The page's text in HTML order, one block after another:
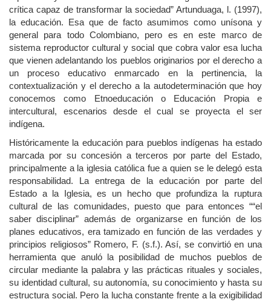
crítica capaz de transformar la sociedad” Artunduaga, l. (1997),
la educación. Esa que de facto asumimos como unísona y
general para todo Colombiano, pero es en este marco de
sistema reproductor cultural y social que cobra valor esa lucha
que vienen adelantando los pueblos originarios por el derecho a
un proceso educativo enmarcado en la pertinencia, la
contextualización y el derecho a la autodeterminación que hoy
conocemos como Etnoeducación o Educación Propia e
intercultural, escenarios desde el cual se proyecta el ser
indígena.
Históricamente la educación para pueblos indígenas ha estado
marcada por su concesión a terceros por parte del Estado,
principalmente a la iglesia católica fue a quien se le delegó esta
responsabilidad. La entrega de la educación por parte del
Estado a la Iglesia, es un hecho que profundiza la ruptura
cultural de las comunidades, puesto que para entonces ““el
saber disciplinar” además de organizarse en función de los
planes educativos, era tamizado en función de las verdades y
principios religiosos” Romero, F. (s.f.). Así, se convirtió en una
herramienta que anuló la posibilidad de muchos pueblos de
circular mediante la palabra y las prácticas rituales y sociales,
su identidad cultural, su autonomía, su conocimiento y hasta su
estructura social. Pero la lucha constante frente a la exigibilidad